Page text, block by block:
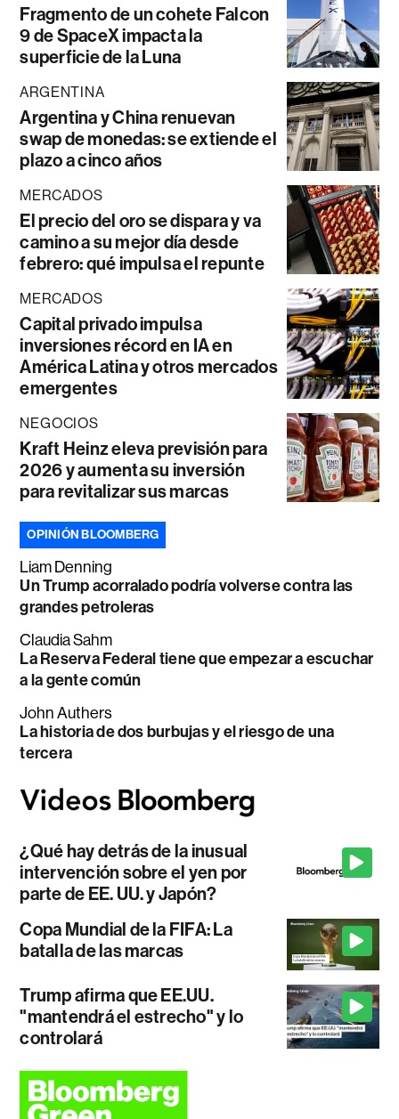
Fragmento de un cohete Falcon
9 de SpaceX impacta la
superficie de la Luna
ARGENTINA
Argentina y China renuevan
swap de monedas: se extiende el
plazo a cinco años
MERCADOS
El precio del oro se dispara y va
camino a su mejor día desde
febrero: qué impulsa el repunte
MERCADOS
Capital privado impulsa
inversiones récord en IA en
América Latina y otros mercados
emergentes
NEGOCIOS
Kraft Heinz eleva previsión para
2026 y aumenta su inversión
para revitalizar sus marcas
OPINIÓN BLOOMBERG
Liam Denning
Un Trump acorralado podría volverse contra las
grandes petroleras
Claudia Sahm
La Reserva Federal tiene que empezar a escuchar
a la gente común
John Authers
La historia de dos burbujas y el riesgo de una
tercera
¿Qué hay detrás de la inusual
intervención sobre el yen por
parte de EE. UU. y Japón?
Copa Mundial de la FIFA: La
batalla de las marcas
Trump afirma que EE.UU.
"mantendrá el estrecho" y lo
controlará